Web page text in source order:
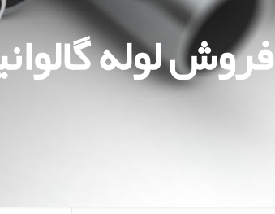
فروش لوله